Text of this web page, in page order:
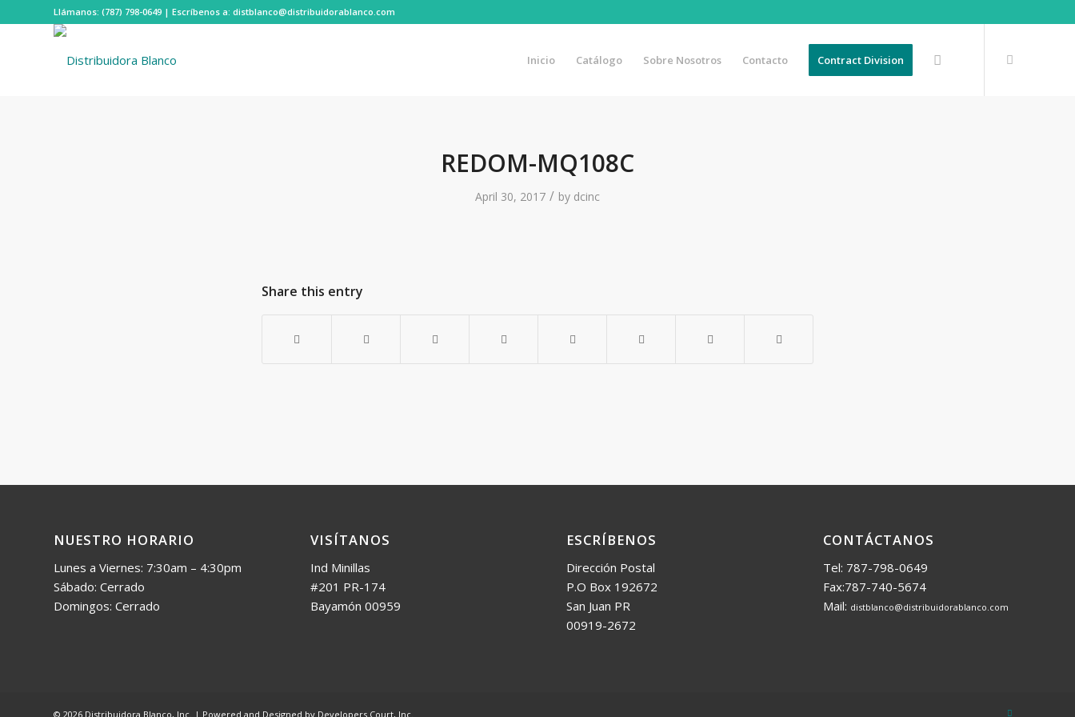
Llámanos: (787) 798-0649 | Escríbenos a: distblanco@distribuidorablanco.com
Inicio Catálogo Sobre Nosotros Contacto Contract Division
REDOM-MQ108C
April 30, 2017 / by dcinc
Share this entry
NUESTRO HORARIO
Lunes a Viernes: 7:30am – 4:30pm
Sábado: Cerrado
Domingos: Cerrado
VISÍTANOS
Ind Minillas
#201 PR-174
Bayamón 00959
ESCRÍBENOS
Dirección Postal
P.O Box 192672
San Juan PR
00919-2672
CONTÁCTANOS
Tel: 787-798-0649
Fax:787-740-5674
Mail: distblanco@distribuidorablanco.com
© 2026 Distribuidora Blanco, Inc. | Powered and Designed by Developers Court, Inc.